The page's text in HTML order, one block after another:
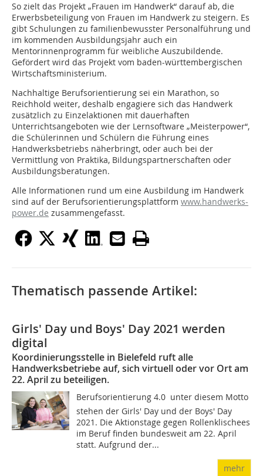
So zielt das Projekt „Frauen im Handwerk“ darauf ab, die
Erwerbsbeteiligung von Frauen im Handwerk zu steigern. Es
gibt Schulungen zu familienbewusster Personalführung und
im kommenden Ausbildungsjahr auch ein
Mentorinnenprogramm für weibliche Auszubildende.
Gefördert wird das Projekt vom baden-württembergischen
Wirtschaftsministerium.
Nachhaltige Berufsorientierung sei ein Marathon, so
Reichhold weiter, deshalb engagiere sich das Handwerk
zusätzlich zu Einzelaktionen mit dauerhaften
Unterrichtsangeboten wie der Lernsoftware „Meisterpower“,
die Schülerinnen und Schülern die Führung eines
Handwerksbetriebs näherbringt, oder auch bei der
Vermittlung von Praktika, Bildungspartnerschaften oder
Ausbildungsberatungen.
Alle Informationen rund um eine Ausbildung im Handwerk
sind auf der Berufsorientierungsplattform www.handwerks-
power.de zusammengefasst.
Thematisch passende Artikel:
Girls' Day und Boys' Day 2021 werden
digital
Koordinierungsstelle in Bielefeld ruft alle
Handwerksbetriebe auf, sich virtuell oder vor Ort am
22. April zu beteiligen.
Berufsorientierung 4.0  unter diesem Motto
stehen der Girls' Day und der Boys' Day
2021. Die Aktionstage gegen Rollenklischees
im Beruf finden bundesweit am 22. April
statt. Aufgrund der...
mehr